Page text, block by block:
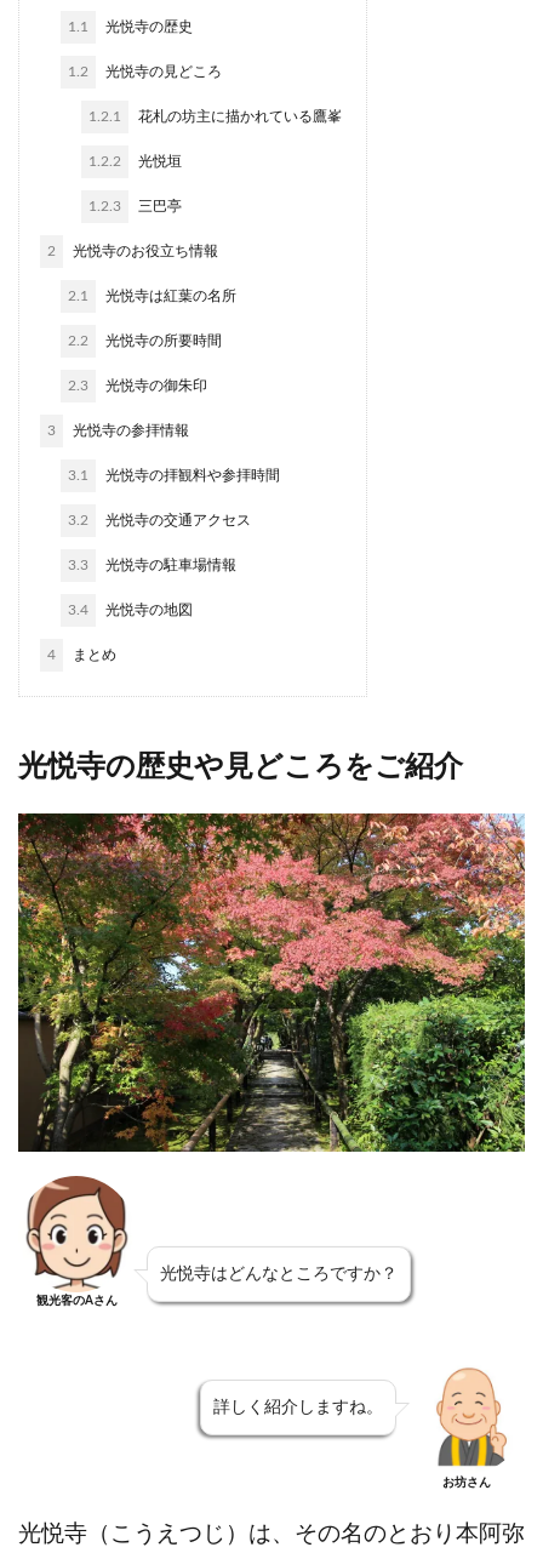
1.1 光悦寺の歴史
1.2 光悦寺の見どころ
1.2.1 花札の坊主に描かれている鷹峯
1.2.2 光悦垣
1.2.3 三巴亭
2 光悦寺のお役立ち情報
2.1 光悦寺は紅葉の名所
2.2 光悦寺の所要時間
2.3 光悦寺の御朱印
3 光悦寺の参拝情報
3.1 光悦寺の拝観料や参拝時間
3.2 光悦寺の交通アクセス
3.3 光悦寺の駐車場情報
3.4 光悦寺の地図
4 まとめ
光悦寺の歴史や見どころをご紹介
観光客のAさん
光悦寺はどんなところですか？
詳しく紹介しますね。
お坊さん
光悦寺（こうえつじ）は、その名のとおり本阿弥